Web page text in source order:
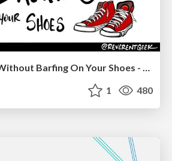
Public Speaking Without Barfing On Your Shoes - THAT 2023
1 480